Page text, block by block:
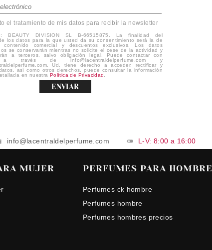
el tratamiento de mis datos para recibir la newsletter
BEAUTY DIVISION SL B-66515875. La finalidad del
los datos para la que usted da su consentimiento será la de
contenido comercial y descuentos exclusivos. Los datos
se conservarán mientras no solicite el cese de la actividad y
a terceros, salvo obligación legal. Puede contactar con
a través de info@lacentraldelperfume.com y
Ud. tiene derecho a acceder, rectificar y
así como otros derechos, puede consultar la información
en nuestra Política de Privacidad
ENVIAR
info@lacentraldelperfume.com L-V: 8:00 a 16:00
MUJER PERFUMES PARA HOMBRE
Perfumes ck hombre
Perfumes hombre
Perfumes hombres precios